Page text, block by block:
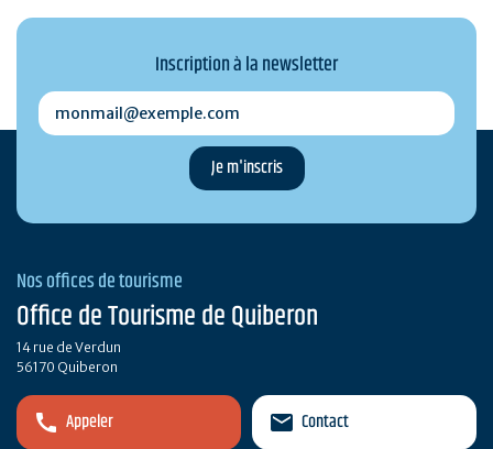
Inscription à la newsletter
monmail@exemple.com
Nos offices de tourisme
Office de Tourisme de Quiberon
14 rue de Verdun
56170 Quiberon
Appeler Contact